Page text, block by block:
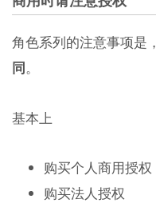
角色系列的注意事项是，
同。
基本上
购买个人商用授权
购买法人授权